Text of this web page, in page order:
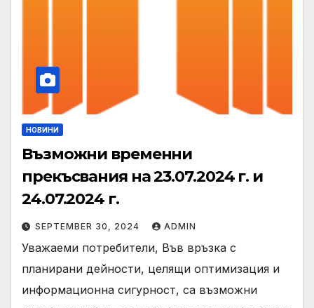
НОВИНИ
Възможни временни
прекъсвания на 23.07.2024 г. и
24.07.2024 г.
SEPTEMBER 30, 2024 ADMIN
Уважаеми потребители, Във връзка с
планирани дейности, целящи оптимизация и
информационна сигурност, са възможни